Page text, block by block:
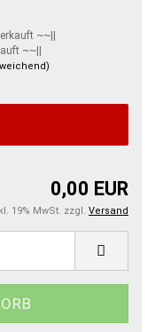
~~||
0,00 EUR
19% MwSt. zzgl. Versand